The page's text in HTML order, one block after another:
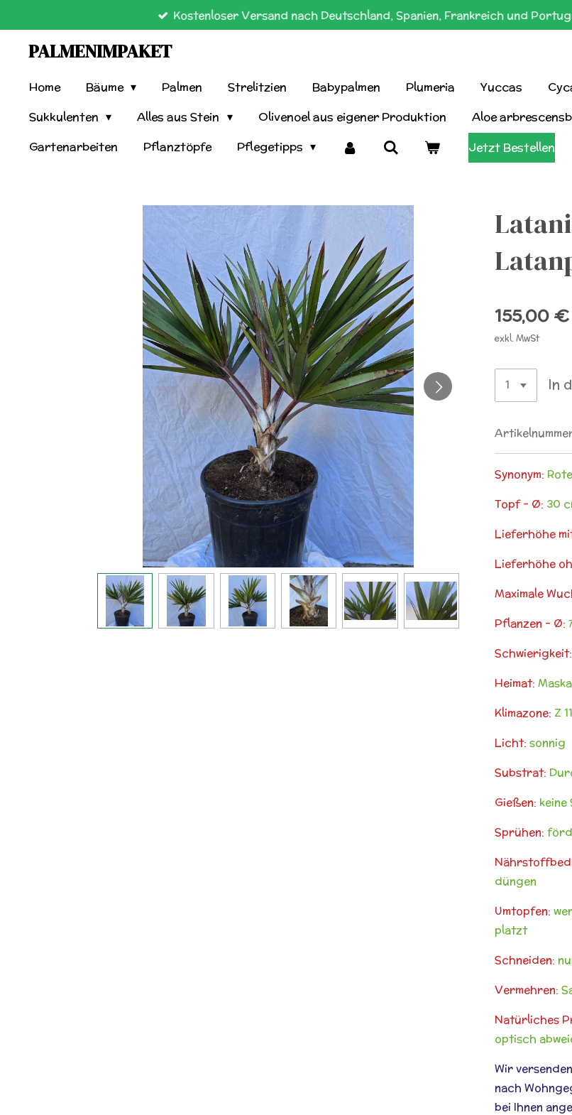
springen
Kostenloser Versand nach Deutschland, Spanien, Frankreich und
PALMENIMPAKET
Home Bäume Palmen Strelitzien Babypalmen Plumeria Yuccas
Sukkulenten
Alles aus Stein Olivenoel aus eigener Produktion
Aloe
Gartenarbeiten
Pflanztöpfe Pflegetipps Jetzt Bestellen
155,00 €
exkl. MwSt
In
Synonym:
Topf - Ø: 30
Lieferhöhe
Lieferhöhe
Maximale
Pflanzen - Ø:
Schwierigkeit:
Heimat:
Klimazone: Z 11
Licht: sonnig
Substrat:
Gießen:
Sprühen:
düngen
Umtopfen:
platzt
Schneiden:
Vermehren:
Natürliches
optisch
Wir
nach
bei Ihnen